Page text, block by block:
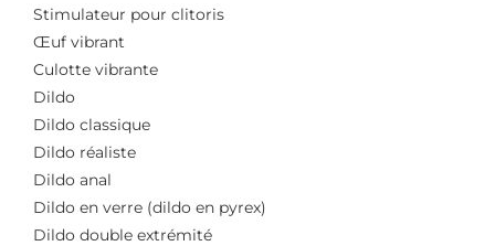
Stimulateur pour clitoris
Œuf vibrant
Culotte vibrante
Dildo
Dildo classique
Dildo réaliste
Dildo anal
Dildo en verre (dildo en pyrex)
Dildo double extrémité